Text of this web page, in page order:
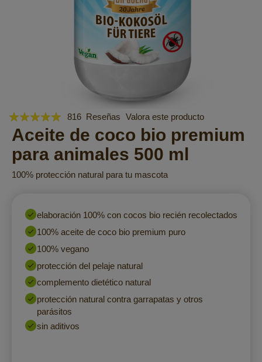
Saltar
al
comienzo
de
la
galería
Valoración:
% of 100
816 Reseñas Valora este producto
Aceite de coco bio premium
para animales 500 ml
100% protección natural para tu mascota
elaboración 100% con cocos bio recién recolectados
100% aceite de coco bio premium puro
100% vegano
protección del pelaje natural
complemento dietético natural
protección natural contra garrapatas y otros
parásitos
sin aditivos